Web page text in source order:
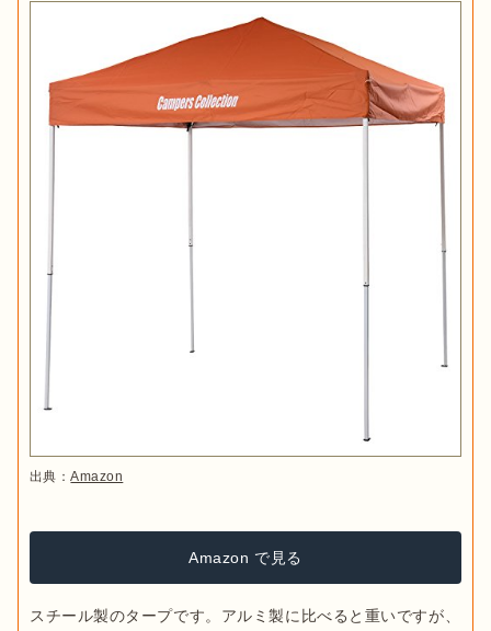
出典：Amazon
Amazon で見る
スチール製のタープです。アルミ製に比べると重いですが、